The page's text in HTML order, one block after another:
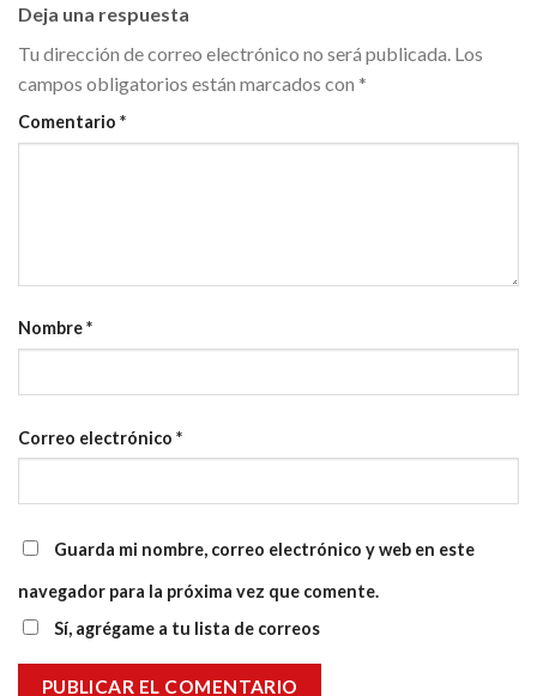
Deja una respuesta
Tu dirección de correo electrónico no será publicada. Los
campos obligatorios están marcados con *
Comentario *
Nombre*
Correo electrónico *
Guarda mi nombre, correo electrónico y web en este
navegador para la próxima vez que comente.
Sí, agrégame a tu lista de correos